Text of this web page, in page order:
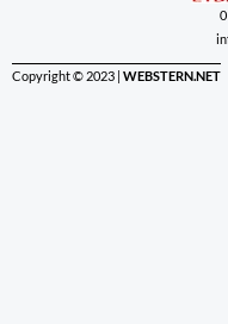
Copyright © 2023 | WEBSTERN.NET